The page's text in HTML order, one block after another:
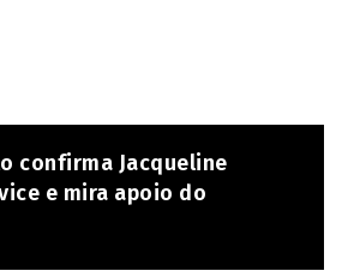
confirma Jacqueline
e mira apoio do